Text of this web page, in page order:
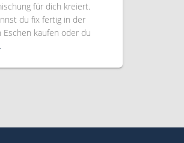
für dich kreiert.
du fix fertig in der
kaufen oder du